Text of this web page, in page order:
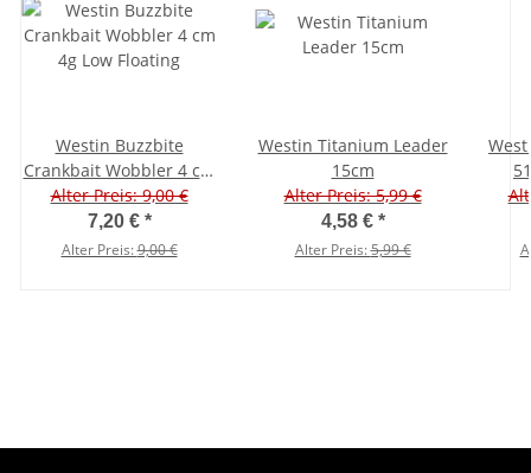
Westin Buzzbite
Crankbait Wobbler 4 cm
4g Low Floating
Alter Preis: 9,00 €
7,20 € *
Alter Preis:9,00 €
Westin Titanium Leader
15cm
Alter Preis: 5,99 €
4,58 € *
Alter Preis:5,99 €